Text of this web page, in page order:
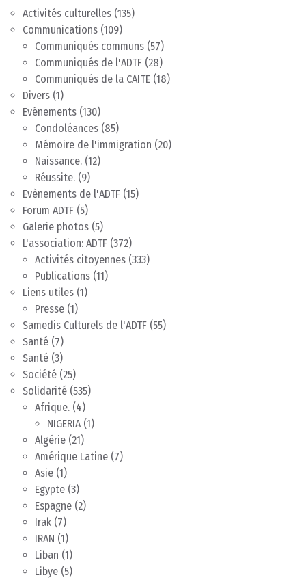
Activités culturelles (135)
Communications (109)
Communiqués communs (57)
Communiqués de l'ADTF (28)
Communiqués de la CAITE (18)
Divers (1)
Evénements (130)
Condoléances (85)
Mémoire de l'immigration (20)
Naissance. (12)
Réussite. (9)
Evènements de l'ADTF (15)
Forum ADTF (5)
Galerie photos (5)
L'association: ADTF (372)
Activités citoyennes (333)
Publications (11)
Liens utiles (1)
Presse (1)
Samedis Culturels de l'ADTF (55)
Santé (7)
Santé (3)
Société (25)
Solidarité (535)
Afrique. (4)
NIGERIA (1)
Algérie (21)
Amérique Latine (7)
Asie (1)
Egypte (3)
Espagne (2)
Irak (7)
IRAN (1)
Liban (1)
Libye (5)